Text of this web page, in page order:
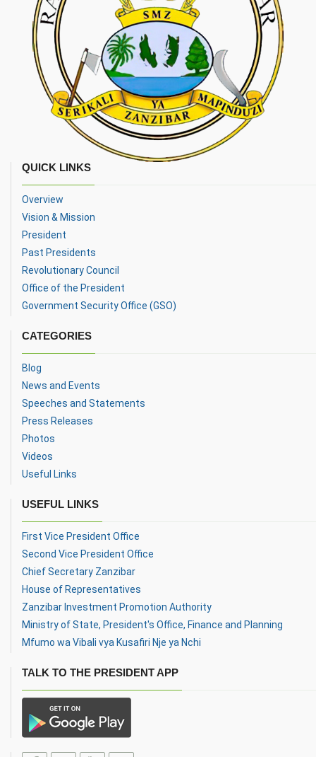
QUICK LINKS
Overview
Vision & Mission
President
Past Presidents
Revolutionary Council
Office of the President
Government Security Office (GSO)
CATEGORIES
Blog
News and Events
Speeches and Statements
Press Releases
Photos
Videos
Useful Links
USEFUL LINKS
First Vice President Office
Second Vice President Office
Chief Secretary Zanzibar
House of Representatives
Zanzibar Investment Promotion Authority
Ministry of State, President's Office, Finance and Planning
Mfumo wa Vibali vya Kusafiri Nje ya Nchi
TALK TO THE PRESIDENT APP